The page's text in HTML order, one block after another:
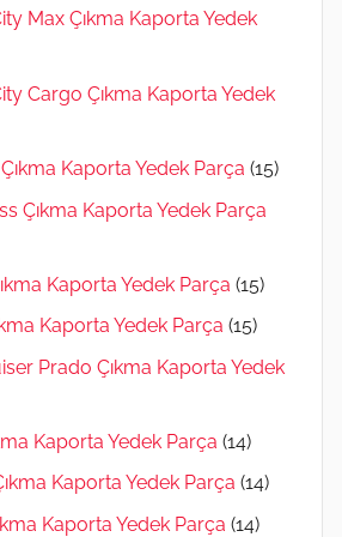
Max Çıkma Kaporta Yedek
Cargo Çıkma Kaporta Yedek
Kaporta Yedek Parça (15)
Çıkma Kaporta Yedek Parça
Kaporta Yedek Parça (15)
Kaporta Yedek Parça (15)
Prado Çıkma Kaporta Yedek
Kaporta Yedek Parça (14)
Kaporta Yedek Parça (14)
Kaporta Yedek Parça (14)